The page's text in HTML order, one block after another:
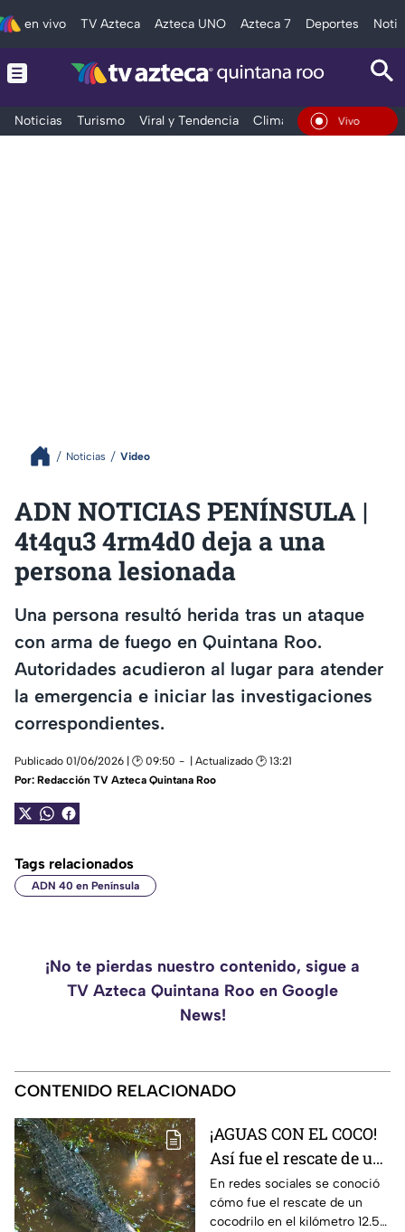
en vivo TV Azteca Azteca UNO Azteca 7 Deportes
Noticias Turismo Viral y Tendencia Clima Tráfico
En Vivo
Noticias Video
ADN NOTICIAS PENÍNSULA |
4t4qu3 4rm4d0 deja a una
persona lesionada
Una persona resultó herida tras un ataque
con arma de fuego en Quintana Roo.
Autoridades acudieron al lugar para atender
la emergencia e iniciar las investigaciones
correspondientes.
Publicado 01/06/2026 | 🕑 09:50
| Actualizado 🕑 13:21
Por: Redacción TV Azteca Quintana Roo
Tags relacionados
ADN 40 en Península
¡No te pierdas nuestro contenido, sigue a
TV Azteca Quintana Roo en Google
News!
CONTENIDO RELACIONADO
¡AGUAS CON EL COCO!
Así fue el rescate de un
cocodrilo en la Zona
Hotelera de Cancún
En redes sociales se conoció
cómo fue el rescate de un
cocodrilo en el kilómetro 12.5